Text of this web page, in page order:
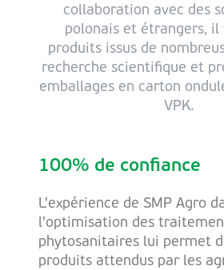
collaboration avec des
polonais et étrangers, il
produits issus de
recherche scientifique et
emballages en carton
VPK.
100% de confiance
L'expérience de SMP Agro
l'optimisation des
phytosanitaires lui permet
produits attendus par les